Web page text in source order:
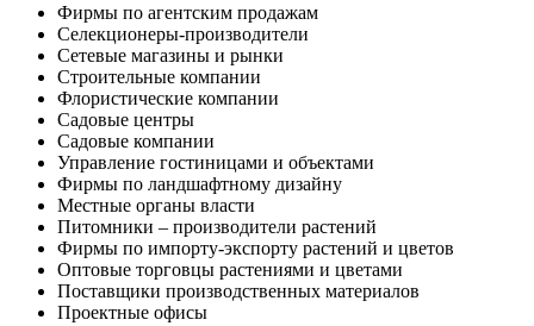
Фирмы по агентским продажам
Селекционеры-производители
Сетевые магазины и рынки
Строительные компании
Флористические компании
Садовые центры
Садовые компании
Управление гостиницами и объектами
Фирмы по ландшафтному дизайну
Местные органы власти
Питомники – производители растений
Фирмы по импорту-экспорту растений и цветов
Оптовые торговцы растениями и цветами
Поставщики производственных материалов
Проектные офисы